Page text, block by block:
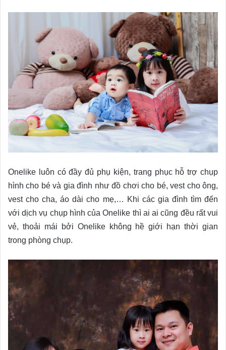
Onelike luôn có đầy đủ phụ kiện, trang phục hỗ trợ chụp
hình cho bé và gia đình như đồ chơi cho bé, vest cho ông,
vest cho cha, áo dài cho mẹ,… Khi các gia đình tìm đến
với dịch vụ chụp hình của Onelike thì ai ai cũng đều rất vui
vẻ, thoải mái bởi Onelike không hề giới hạn thời gian
trong phòng chụp.